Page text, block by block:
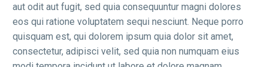
aut odit aut fugit, sed quia consequuntur magni dolores
eos qui ratione voluptatem sequi nesciunt. Neque porro
quisquam est, qui dolorem ipsum quia dolor sit amet,
consectetur, adipisci velit, sed quia non numquam eius